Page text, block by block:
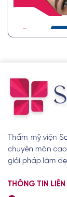
Thẩm mỹ viện
chuyên môn
giải pháp làm
THÔNG TIN LIÊN